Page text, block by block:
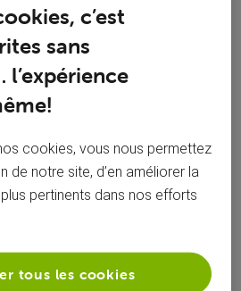
c’est
sans
cookies, vous nous permettez
de notre site, d’en améliorer la
pertinents dans nos efforts
tous les cookies